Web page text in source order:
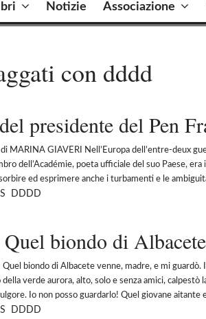
Notizie Associazione
con dddd
presidente del Pen
MARINA GIAVERI Nell’Europa dell’entre-deux
dell’Académie, poeta ufficiale del suo Paese,
ed esprimere anche i turbamenti e le
DDDD
biondo di Albacete
biondo di Albacete venne, madre, e mi guardò.
verde aurora, alto, solo e senza amici, calpestò
Io non posso guardarlo! Quel giovane aitante
DDDD